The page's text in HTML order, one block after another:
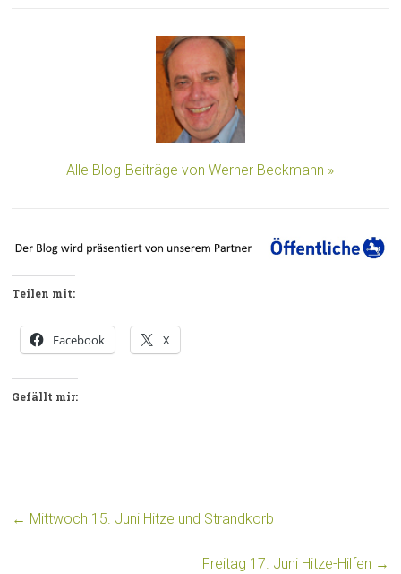
Alle Blog-Beiträge von Werner Beckmann »
Teilen mit:
Facebook X
Gefällt mir:
← Mittwoch 15. Juni Hitze und Strandkorb
Freitag 17. Juni Hitze-Hilfen →